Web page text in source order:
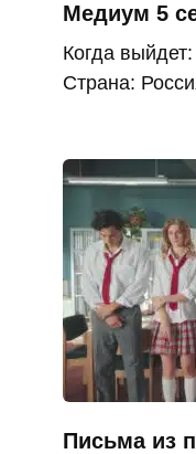
Медиум 5
Когда
Страна:
Письма из